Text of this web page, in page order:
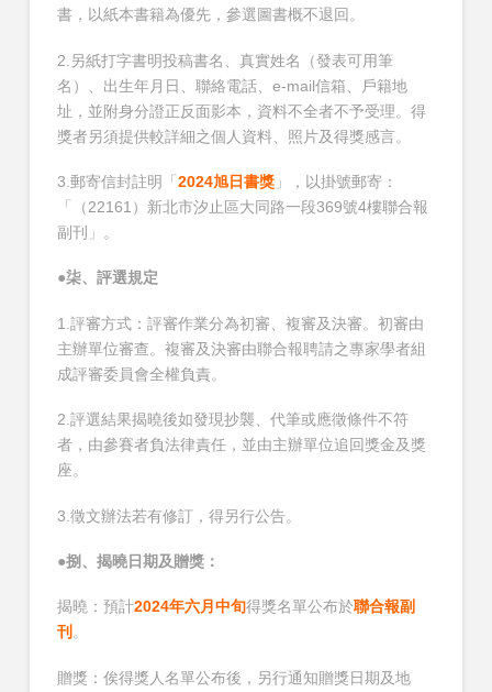
書，以紙本書籍為優先，參選圖書概不退回。
2.另紙打字書明投稿書名、真實姓名（發表可用筆
名）、出生年月日、聯絡電話、e-mail信箱、戶籍地
址，並附身分證正反面影本，資料不全者不予受理。得
獎者另須提供較詳細之個人資料、照片及得獎感言。
3.郵寄信封註明「 2024旭日書獎」，以掛號郵寄：
「（22161）新北市汐止區大同路一段369號4樓聯合報
副刊」。
●柒、評選規定
1.評審方式：評審作業分為初審、複審及決審。初審由
主辦單位審查。複審及決審由聯合報聘請之專家學者組
成評審委員會全權負責。
2.評選結果揭曉後如發現抄襲、代筆或應徵條件不符
者，由參賽者負法律責任，並由主辦單位追回獎金及獎
座。
3.徵文辦法若有修訂，得另行公告。
●捌、揭曉日期及贈獎：
揭曉：預計2024年六月中旬得獎名單公布於聯合報副
刊 。
贈獎：俟得獎人名單公布後，另行通知贈獎日期及地